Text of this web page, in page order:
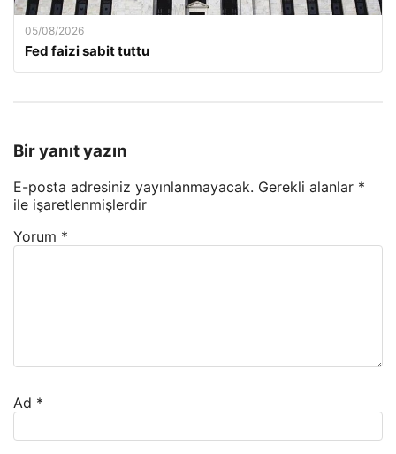
05/08/2026
Fed faizi sabit tuttu
Bir yanıt yazın
E-posta adresiniz yayınlanmayacak. Gerekli alanlar *
ile işaretlenmişlerdir
Yorum *
Ad *